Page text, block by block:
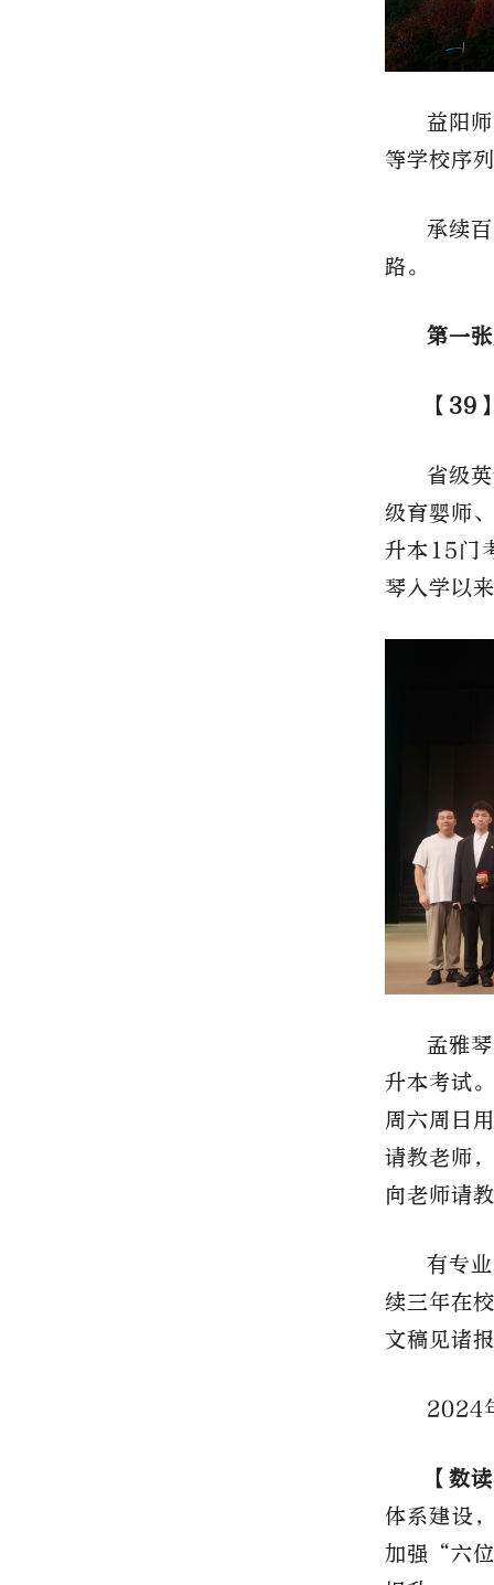
益阳
等学校序
承续
路。
第一
【39
省级
级育婴师
升本15门
琴入学以
孟雅
升本考试
周六周日
请教老师
向老师请
有专
续三年在
文稿见诸
2024
【数
体系建设
加强“六